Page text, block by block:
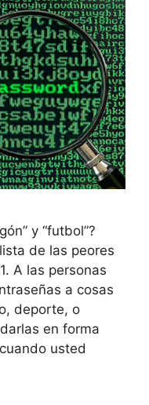
y “futbol”?
de las peores
A las personas
a cosas
deporte, o
en forma
usted